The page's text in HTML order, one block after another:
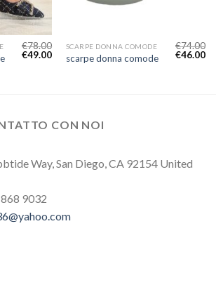
€78.00
€49.00
SCARPE DONNA COMODE
scarpe donna comode
€74.00
€46.00
CON NOI
Way, San Diego, CA 92154 United
9032